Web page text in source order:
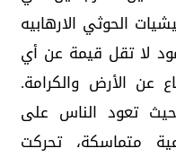
الحوثي الارهابيه
لا تقل قيمة عن أي
الأرض والكرامة.
حيث تعود الناس على
متماسكة، تحركت